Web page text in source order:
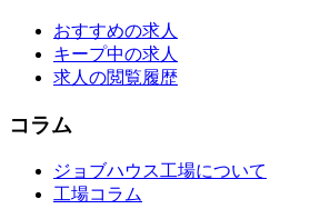
おすすめの求人
キープ中の求人
求人の閲覧履歴
コラム
ジョブハウス工場について
工場コラム